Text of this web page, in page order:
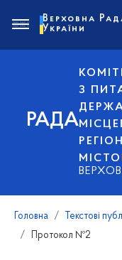
РАДА
З
Верховна
України
Головна Текстові
Протокол №2